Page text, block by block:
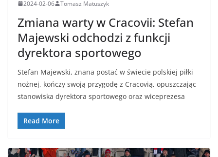
2024-02-06 Tomasz Matuszyk
Zmiana warty w Cracovii: Stefan
Majewski odchodzi z funkcji
dyrektora sportowego
Stefan Majewski, znana postać w świecie polskiej piłki
nożnej, kończy swoją przygodę z Cracovią, opuszczając
stanowiska dyrektora sportowego oraz wiceprezesa
Read More